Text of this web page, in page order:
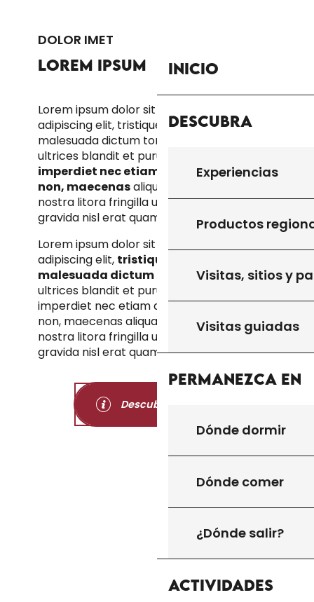
Inicio
Descubra
Experiencias
Productos
Visitas, sitios y
Visitas guiadas
Permanezca en
Dónde dormir
Dónde comer
¿Dónde salir?
Actividades
DOLOR IMET
LOREM IPSUM
Lorem ipsum dolor sit amet consectetur
adipiscing elit, tristique ultricies dapibus
malesuada dictum torquent, arcu ut
ultrices blandit et purus. Netus
imperdiet nec etiam accumsan rutrum
non, maecenasaliquam ullamcorper
nostra litora fringilla urna in, penatibus
gravida nisl erat quam donec.
Lorem ipsum dolor sit amet consectetur
adipiscing elit, tristique ultricies dapibus
malesuada dictum torquent, arcu ut
ultrices blandit et purus. Netus pretium
imperdiet nec etiam accumsan rutrum
non, maecenas aliquam ullamcorper
nostra litora fringilla urna in, penatibus
gravida nisl erat quam donec.
Descubrir Gourdon